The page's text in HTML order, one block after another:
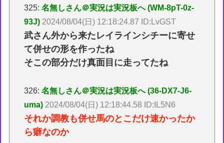
325:名無しさん＠実況は実況板へ (WM-8pT-0z-
93J) 2024/08/04(日) 12:18:24.87 ID:LvGST
武さん外から来たレイラインシチーに寄せ
て併せの形を作ったね
そこの部分だけ真面目に走ってたね
326:名無しさん＠実況は実況板へ (36-DX7-J6-
uma) 2024/08/04(日) 12:18:44.58 ID:IL5N6
それか調教も併せ馬のとこだけ速かったか
ら癖なのか